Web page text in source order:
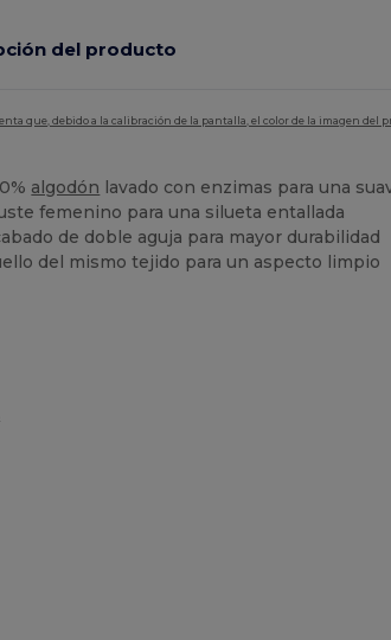
del producto
que, debido a la calibración de la pantalla, el color de la imagen
algodón lavado con enzimas para una
femenino para una silueta entallada
de doble aguja para mayor durabilidad
del mismo tejido para un aspecto limpio